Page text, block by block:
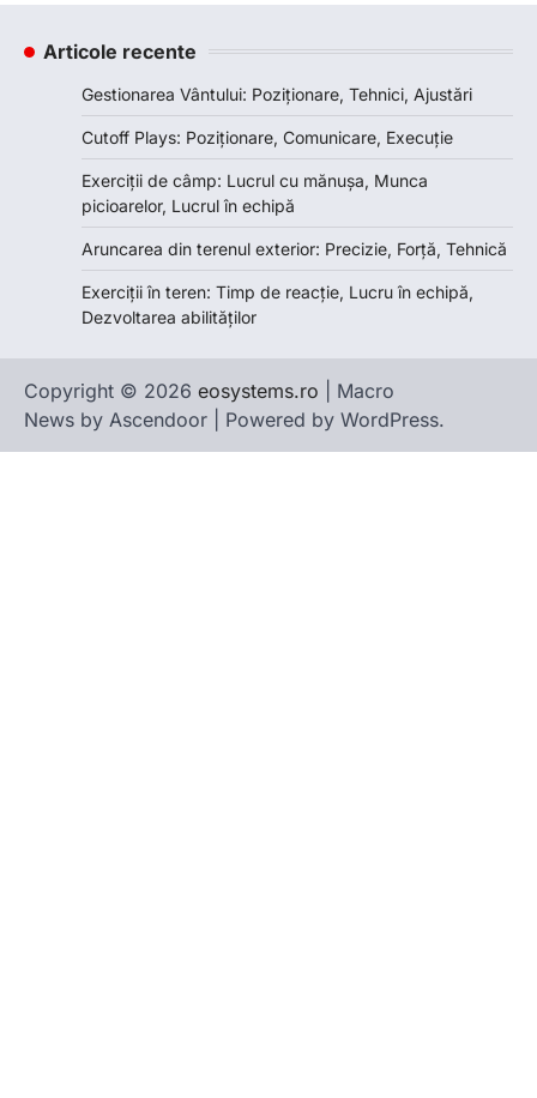
Articole recente
Gestionarea Vântului: Poziționare, Tehnici, Ajustări
Cutoff Plays: Poziționare, Comunicare, Execuție
Exerciții de câmp: Lucrul cu mănușa, Munca
picioarelor, Lucrul în echipă
Aruncarea din terenul exterior: Precizie, Forță, Tehnică
Exerciții în teren: Timp de reacție, Lucru în echipă,
Dezvoltarea abilităților
Copyright © 2026 eosystems.ro | Macro
News by Ascendoor | Powered by WordPress.